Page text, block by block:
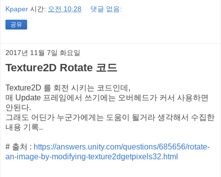
Kpaper 시간: 오전 10:28 댓글 없음:
공유
2017년 11월 7일 화요일
Texture2D Rotate 코드
Texture2D 를 회전 시키는 코드인데,
매 Update 프레임에서 쓰기에는 오버헤드가 커서 사용하면
안된다.
그래도 어딘가 누군가에게는 도움이 될거라 생각해서 수집한
내용 기록..
# 출처 : https://answers.unity.com/questions/685656/rotate-
an-image-by-modifying-texture2dgetpixels32.html